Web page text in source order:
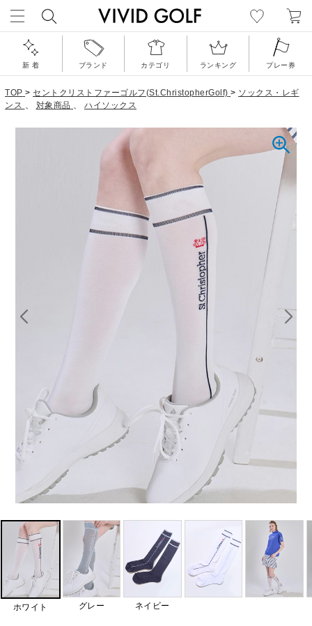
新 着 ブランド カテゴリ ランキング プレー券
TOP > セントクリストファーゴルフ(St.ChristopherGolf) > ソックス・レギ
ンス 、 対象商品 、 ハイソックス
ホワイト グレー ネイビー